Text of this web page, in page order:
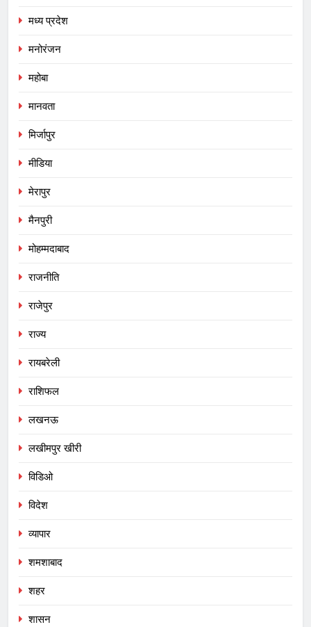
मध्य प्रदेश
मनोरंजन
महोबा
मानवता
मिर्जापुर
मीडिया
मेरापुर
मैनपुरी
मोहम्मदाबाद
राजनीति
राजेपुर
राज्य
रायबरेली
राशिफल
लखनऊ
लखीमपुर खीरी
विडिओ
विदेश
व्यापार
शमशाबाद
शहर
शासन